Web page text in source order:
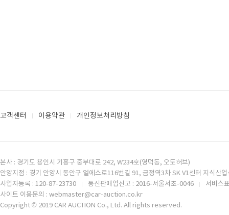
고객센터 이용약관 개인정보처리방침
본사 : 경기도 용인시 기흥구 중부대로 242, W234호(영덕동, 오토허브)
안양지점 : 경기 안양시 동안구 엘에스로116번길 91, 금정역3차 SK V1센터 지식산
사업자등록 : 120-87-23730
통신판매업신고 : 2016-서울서초-0046
서비스
사이트 이용문의 : webmaster@car-auction.co.kr
Copyright © 2019 CAR AUCTION Co., Ltd. All rights reserved.